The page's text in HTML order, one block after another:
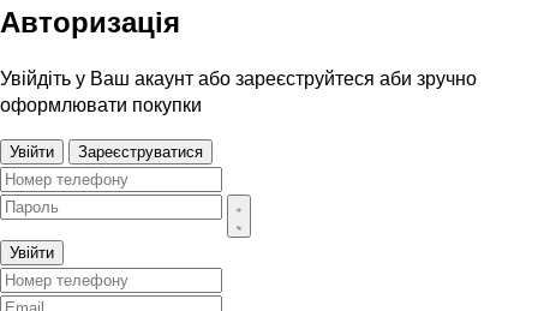
Авторизація
Увійдіть у Ваш акаунт або зареєструйтеся аби зручно
оформлювати покупки
Увійти Зареєструватися
Увійти